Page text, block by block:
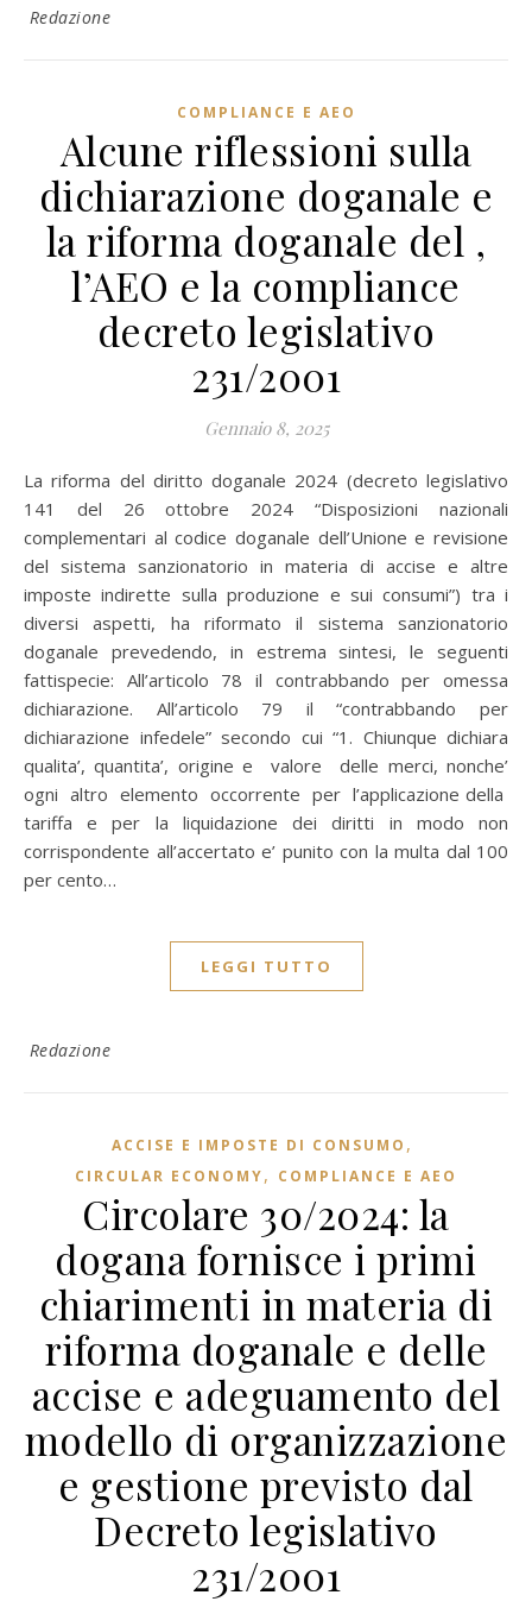
Redazione
COMPLIANCE E AEO
Alcune riflessioni sulla
dichiarazione doganale e
la riforma doganale del ,
l’AEO e la compliance
decreto legislativo
231/2001
Gennaio 8, 2025
La riforma del diritto doganale 2024 (decreto legislativo
141 del 26 ottobre 2024 “Disposizioni nazionali
complementari al codice doganale dell’Unione e revisione
del sistema sanzionatorio in materia di accise e altre
imposte indirette sulla produzione e sui consumi”) tra i
diversi aspetti, ha riformato il sistema sanzionatorio
doganale prevedendo, in estrema sintesi, le seguenti
fattispecie: All’articolo 78 il contrabbando per omessa
dichiarazione. All’articolo 79 il “contrabbando per
dichiarazione infedele” secondo cui “1. Chiunque dichiara
qualita’, quantita’, origine e valore delle merci, nonche’
ogni altro elemento occorrente per l’applicazione della
tariffa e per la liquidazione dei diritti in modo non
corrispondente all’accertato e’ punito con la multa dal 100
per cento…
LEGGI TUTTO
Redazione
ACCISE E IMPOSTE DI CONSUMO ,
CIRCULAR ECONOMY, COMPLIANCE E AEO
Circolare 30/2024: la
dogana fornisce i primi
chiarimenti in materia di
riforma doganale e delle
accise e adeguamento del
modello di organizzazione
e gestione previsto dal
Decreto legislativo
231/2001